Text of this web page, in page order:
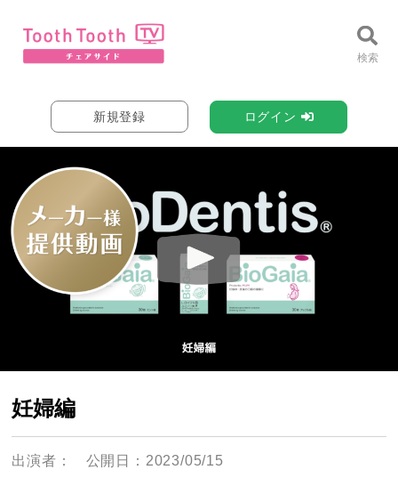
新規登録 ログイン
妊婦編
出演者： 公開日：2023/05/15